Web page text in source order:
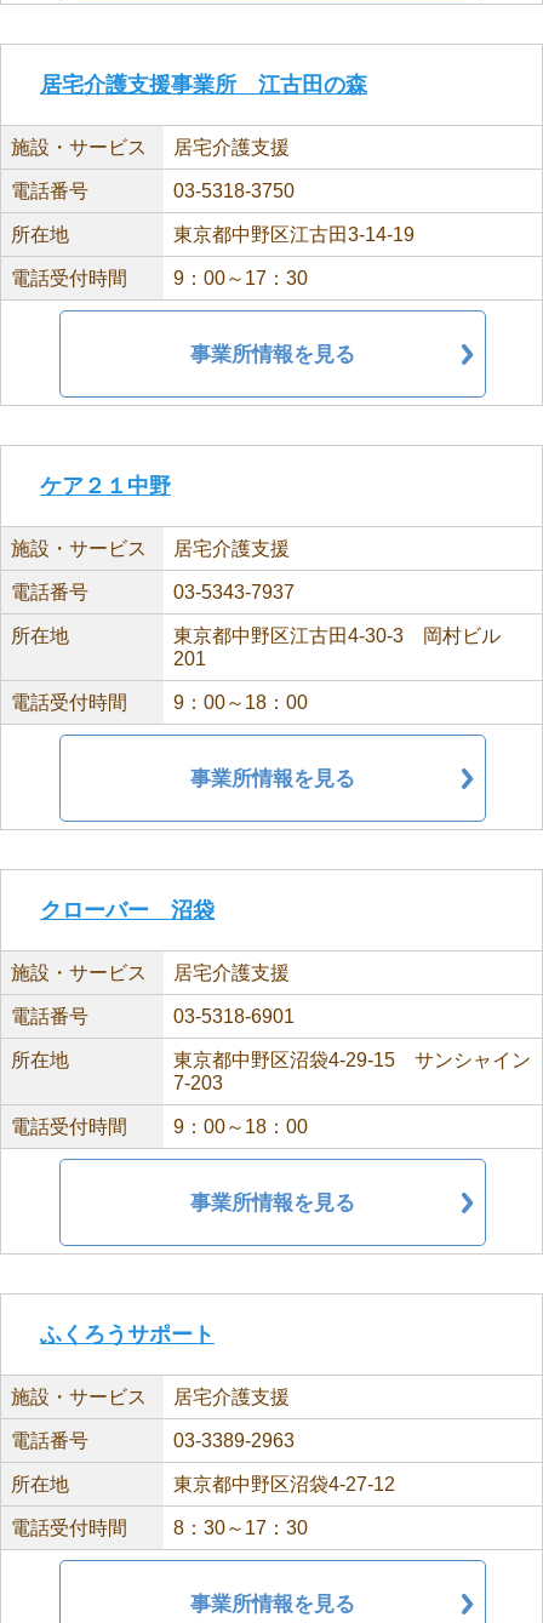
居宅介護支援事業所 江古田の森
施設・サービス 居宅介護支援
電話番号 03-5318-3750
所在地 東京都中野区江古田3-14-19
電話受付時間 9：00～17：30
事業所情報を見る
ケア２１中野
施設・サービス 居宅介護支援
電話番号 03-5343-7937
所在地
東京都中野区江古田4-30-3 岡村ビル
201
電話受付時間 9：00～18：00
事業所情報を見る
クローバー 沼袋
施設・サービス 居宅介護支援
電話番号 03-5318-6901
所在地
東京都中野区沼袋4-29-15 サンシャイン
7-203
電話受付時間 9：00～18：00
事業所情報を見る
ふくろうサポート
施設・サービス 居宅介護支援
電話番号 03-3389-2963
所在地 東京都中野区沼袋4-27-12
電話受付時間 8：30～17：30
事業所情報を見る